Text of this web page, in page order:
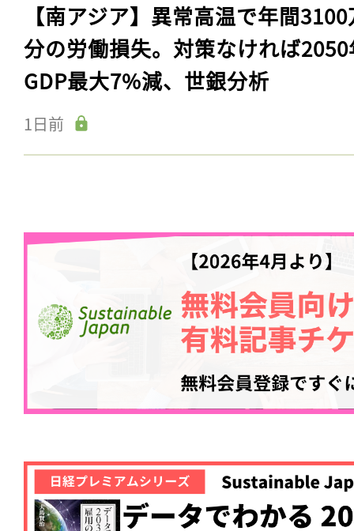
【南アジア】異常高温で年間
分の労働損失。対策なければ
GDP最大7%減、世銀分析
1日前